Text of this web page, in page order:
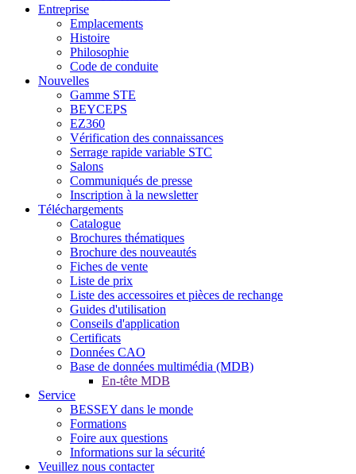
Entreprise
Emplacements
Histoire
Philosophie
Code de conduite
Nouvelles
Gamme STE
BEYCEPS
EZ360
Vérification des connaissances
Serrage rapide variable STC
Salons
Communiqués de presse
Inscription à la newsletter
Téléchargements
Catalogue
Brochures thématiques
Brochure des nouveautés
Fiches de vente
Liste de prix
Liste des accessoires et pièces de rechange
Guides d'utilisation
Conseils d'application
Certificats
Données CAO
Base de données multimédia (MDB)
En-tête MDB
Service
BESSEY dans le monde
Formations
Foire aux questions
Informations sur la sécurité
Veuillez nous contacter